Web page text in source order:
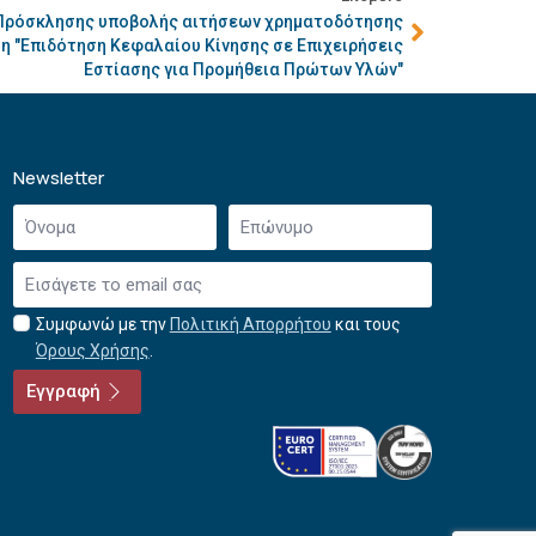
υποβολής αιτήσεων χρηματοδότησης
Κεφαλαίου Κίνησης σε Επιχειρήσεις
Εστίασης για Προμήθεια Πρώτων Υλών"
Newsletter
Όνομα
Επώνυμο
Email
Αποδοχή
όρων
χρήσης
*
Συμφωνώ με την Πολιτική Απορρήτου και τους
Όρους Χρήσης
Εγγραφή